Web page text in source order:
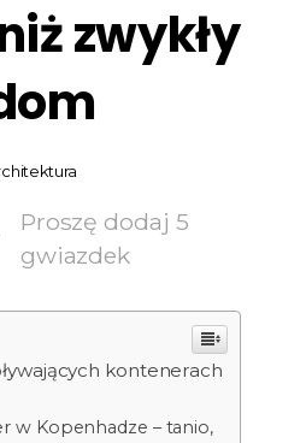
zwykły
Proszę dodaj 5
gwiazdek
kontenerach
w Kopenhadze – tanio,